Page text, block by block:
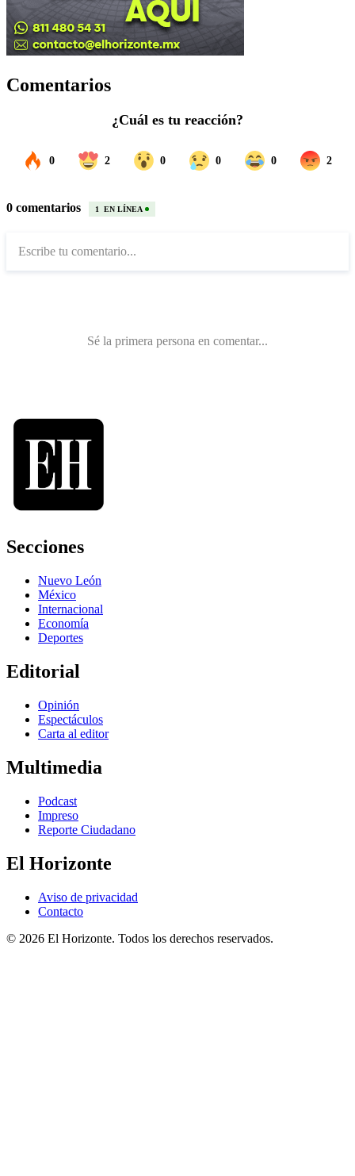
Comentarios
Secciones
Nuevo León
México
Internacional
Economía
Deportes
Editorial
Opinión
Espectáculos
Carta al editor
Multimedia
Podcast
Impreso
Reporte Ciudadano
El Horizonte
Aviso de privacidad
Contacto
© 2026 El Horizonte. Todos los derechos reservados.